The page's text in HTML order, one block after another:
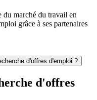
du marché du travail en
grâce à ses partenaires
d'offres d'emploi ?
d'offres